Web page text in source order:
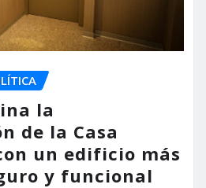
la
de la Casa
un edificio más
y funcional